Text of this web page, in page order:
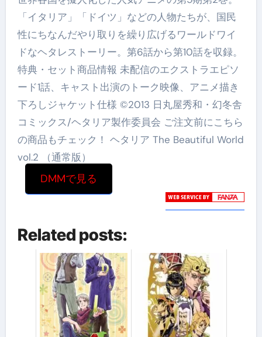
「イタリア」「ドイツ」などの人物たちが、国民
性にちなんだやり取りを繰り広げるワールドワイ
ドなヘタレストーリー。第6話から第10話を収録。
特典・セット商品情報 未配信のエクストラエピソ
ード1話、キャスト出演のトーク映像、アニメ描き
下ろしジャケット仕様 ©2013 日丸屋秀和・幻冬舎
コミックス/ヘタリア製作委員会 ご注文前にこちら
の商品もチェック！ ヘタリア The Beautiful World
vol.2 （通常版）
DMMで見る
Related posts: